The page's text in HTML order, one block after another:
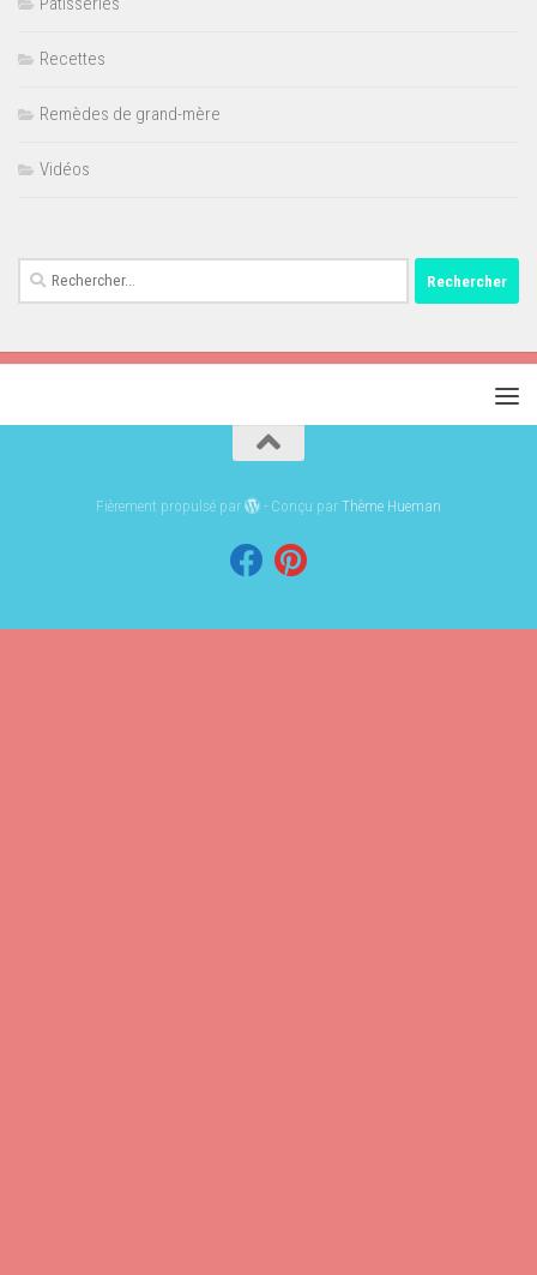
Recettes
Remèdes de grand-mère
Vidéos
Rechercher :
Fièrement propulsé par - Conçu parThème Hueman